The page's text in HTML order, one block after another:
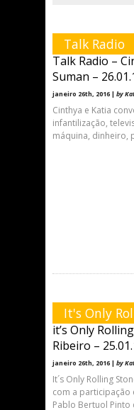
Talk Radio
Talk Radio –
Suman –
janeiro 26th, 2016 | by
Cinthya e Katia
infantilização,
máquina, dinheiro,
It's Only
it’s Only
Ribeiro –
janeiro 26th, 2016 | by
It´s Only Rolling
com a participação
Pablo Bertuol Pinto